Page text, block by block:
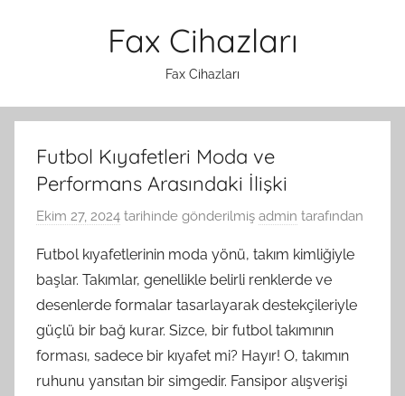
Fax Cihazları
Fax Cihazları
Futbol Kıyafetleri Moda ve
Performans Arasındaki İlişki
Ekim 27, 2024 tarihinde gönderilmiş admin tarafından
Futbol kıyafetlerinin moda yönü, takım kimliğiyle
başlar. Takımlar, genellikle belirli renklerde ve
desenlerde formalar tasarlayarak destekçileriyle
güçlü bir bağ kurar. Sizce, bir futbol takımının
forması, sadece bir kıyafet mi? Hayır! O, takımın
ruhunu yansıtan bir simgedir. Fansipor alışverişi